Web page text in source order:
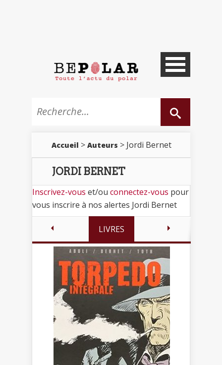
Accueil > Auteurs > Jordi Bernet
JORDI BERNET
Inscrivez-vous et/ou connectez-vous pour
vous inscrire à nos alertes Jordi Bernet
LIVRES